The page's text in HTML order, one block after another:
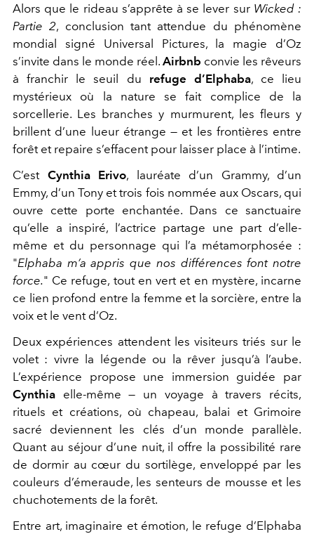
Alors que le rideau s’apprête à se lever sur Wicked :
Partie 2, conclusion tant attendue du phénomène
mondial signé Universal Pictures, la magie d’Oz
s’invite dans le monde réel. Airbnb convie les rêveurs
à franchir le seuil du refuge d’Elphaba, ce lieu
mystérieux où la nature se fait complice de la
sorcellerie. Les branches y murmurent, les fleurs y
brillent d’une lueur étrange — et les frontières entre
forêt et repaire s’effacent pour laisser place à l’intime.
C’est Cynthia Erivo, lauréate d’un Grammy, d’un
Emmy, d’un Tony et trois fois nommée aux Oscars, qui
ouvre cette porte enchantée. Dans ce sanctuaire
qu’elle a inspiré, l’actrice partage une part d’elle-
même et du personnage qui l’a métamorphosée :
"Elphaba m’a appris que nos différences font notre
force." Ce refuge, tout en vert et en mystère, incarne
ce lien profond entre la femme et la sorcière, entre la
voix et le vent d’Oz.
Deux expériences attendent les visiteurs triés sur le
volet : vivre la légende ou la rêver jusqu’à l’aube.
L’expérience propose une immersion guidée par
Cynthia elle-même — un voyage à travers récits,
rituels et créations, où chapeau, balai et Grimoire
sacré deviennent les clés d’un monde parallèle.
Quant au séjour d’une nuit, il offre la possibilité rare
de dormir au cœur du sortilège, enveloppé par les
couleurs d’émeraude, les senteurs de mousse et les
chuchotements de la forêt.
Entre art, imaginaire et émotion, le refuge d’Elphaba